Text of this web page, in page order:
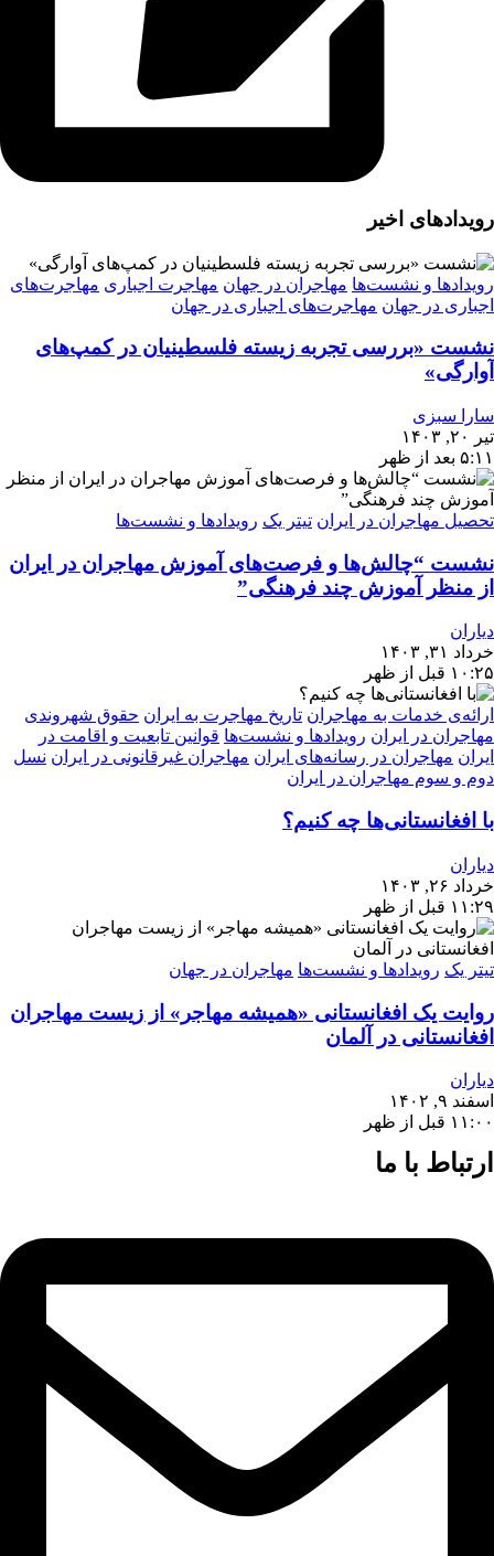
رویدادهای اخیر
رویدادها و نشست‌ها مهاجران در جهان مهاجرت اجباری مهاجرت‌های
اجباری در جهان مهاجرت‌های اجباری در جهان
نشست «بررسی تجربه‌ زیسته فلسطینیان در کمپ‌های
آوارگی»
سارا سبزی
تیر ۲۰, ۱۴۰۳
۵:۱۱ بعد از ظهر
تحصیل مهاجران در ایران تیتر یک رویدادها و نشست‌ها
نشست “چالش‌ها و فرصت‌های آموزش مهاجران در ایران
از منظر آموزش چند فرهنگی”
دیاران
خرداد ۳۱, ۱۴۰۳
۱۰:۲۵ قبل از ظهر
ارائه‌ی خدمات به مهاجران تاریخ مهاجرت به ایران حقوق شهروندی
مهاجران در ایران رویدادها و نشست‌ها قوانین تابعیت و اقامت در
ایران مهاجران در رسانه‌های ایران مهاجران غیرقانونی در ایران نسل
دوم و سوم مهاجران در ایران
با افغانستانی‌ها چه کنیم؟
دیاران
خرداد ۲۶, ۱۴۰۳
۱۱:۲۹ قبل از ظهر
تیتر یک رویدادها و نشست‌ها مهاجران در جهان
روایت یک افغانستانی «همیشه مهاجر» از زیست مهاجران
افغانستانی در آلمان
دیاران
اسفند ۹, ۱۴۰۲
۱۱:۰۰ قبل از ظهر
ارتباط با ما